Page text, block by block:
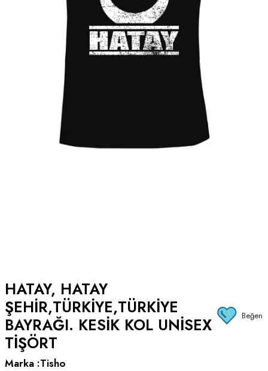
HATAY, HATAY
ŞEHIR,TÜRKIYE,TÜRKIYE
BAYRAĞI. KESIK KOL UNISEX
TIŞÖRT
Beğen
Marka :Tisho